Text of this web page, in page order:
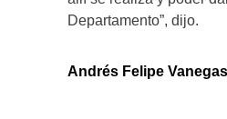
Departamento”, dijo.
Andrés Felipe